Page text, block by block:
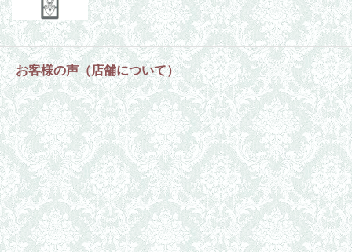
お客様の声（店舗について）